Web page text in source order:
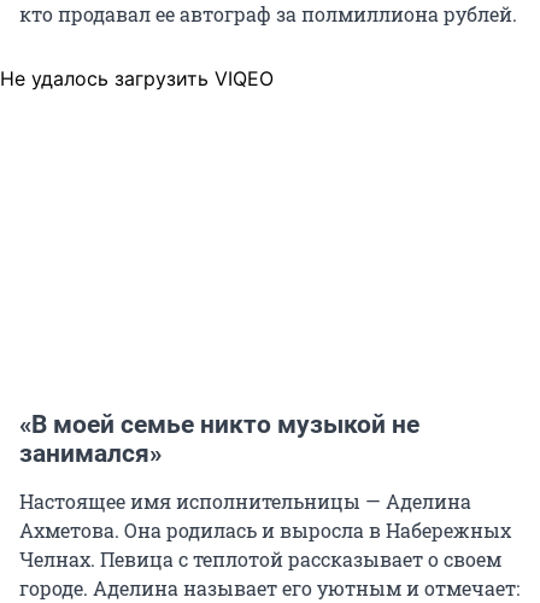
кто продавал ее автограф за полмиллиона рублей.
Не удалось загрузить VIQEO
«В моей семье никто музыкой не
занимался»
Настоящее имя исполнительницы — Аделина
Ахметова. Она родилась и выросла в Набережных
Челнах. Певица с теплотой рассказывает о своем
городе. Аделина называет его уютным и отмечает: